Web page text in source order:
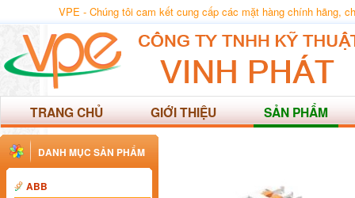
VPE - Chúng tôi cam kết cung cấp các mặt hàng chính hãng,
TRANG CHỦ GIỚI THIỆU SẢN PHẨM
DANH MỤC SẢN PHẨM
ABB